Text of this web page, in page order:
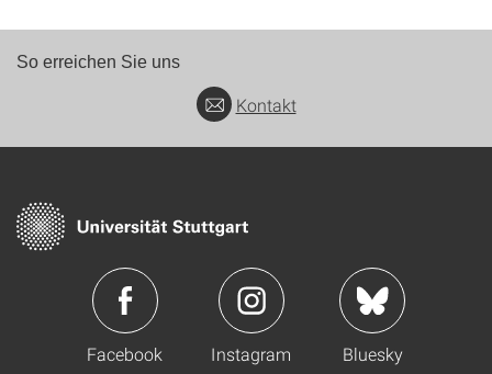
So erreichen Sie uns
Kontakt
Facebook Instagram Bluesky